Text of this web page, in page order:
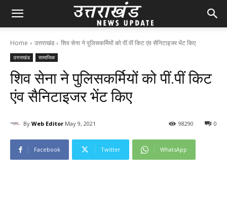
Home उत्तराखंड शिव सेना ने पुलिसकर्मियों को पीं.पीं किट एंव सैनिटाइजर भेंट किए
उत्तराखंड सामाजिक
शिव सेना ने पुलिसकर्मियों को पीं.पीं किट
एंव सैनिटाइजर भेंट किए
By Web Editor May 9, 2021 0
98290
Facebook Twitter WhatsApp